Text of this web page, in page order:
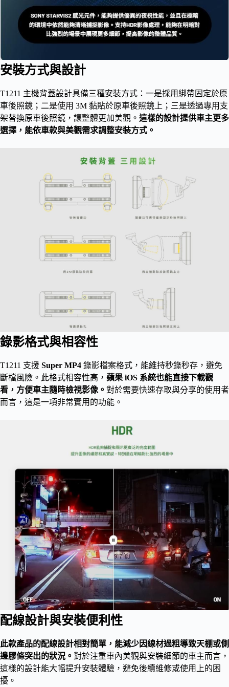
安裝方式與設計
T1211 主機背蓋設計具備三種安裝方式：一是採用綁帶固定於原
車後照鏡；二是使用 3M 黏貼於原車後照鏡上；三是透過專用支
架替換原車後照鏡，讓整體更加美觀。 這樣的設計提供車主更多
選擇，能依車款與美觀需求調整安裝方式。
錄影格式與相容性
T1211 支援 Super MP4 錄影檔案格式，能維持秒錄秒存，避免
斷檔風險。此格式相容性高， 蘋果 iOS 系統也能直接下載觀
看，方便車主隨時檢視影像。 對於需要快速存取與分享的使用者
而言，這是一項非常實用的功能。
配線設計與安裝便利性
此款產品的配線設計相對簡單，能減少因線材過粗導致天棚或側
邊膠條突出的狀況。 對於注重車內美觀與安裝細節的車主而言，
這樣的設計能大幅提升安裝體驗，避免後續維修或使用上的困
擾。